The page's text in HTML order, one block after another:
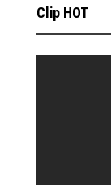
Clip HOT